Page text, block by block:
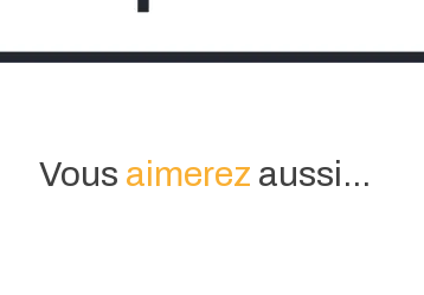
Vous aimerez aussi...